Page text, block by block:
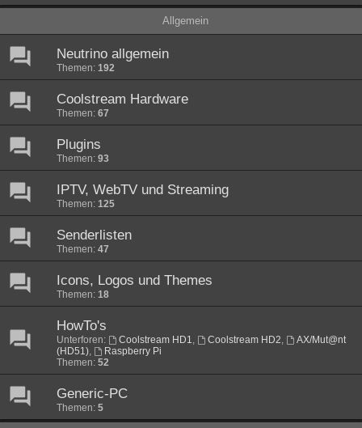
Allgemein
Neutrino allgemein
Themen: 192
Coolstream Hardware
Themen: 67
Plugins
Themen: 93
IPTV, WebTV und Streaming
Themen: 125
Senderlisten
Themen: 47
Icons, Logos und Themes
Themen: 18
HowTo's
Unterforen: Coolstream HD1, Coolstream HD2,
AX/Mut@nt
(HD51),
Raspberry Pi
Themen: 52
Generic-PC
Themen: 5